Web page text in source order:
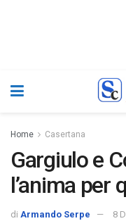
Home Casertana
Gargiulo e
l’anima per
di Armando Serpe
8